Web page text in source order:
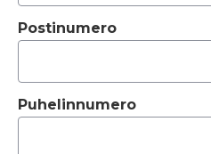
Postinumero
Puhelinnumero